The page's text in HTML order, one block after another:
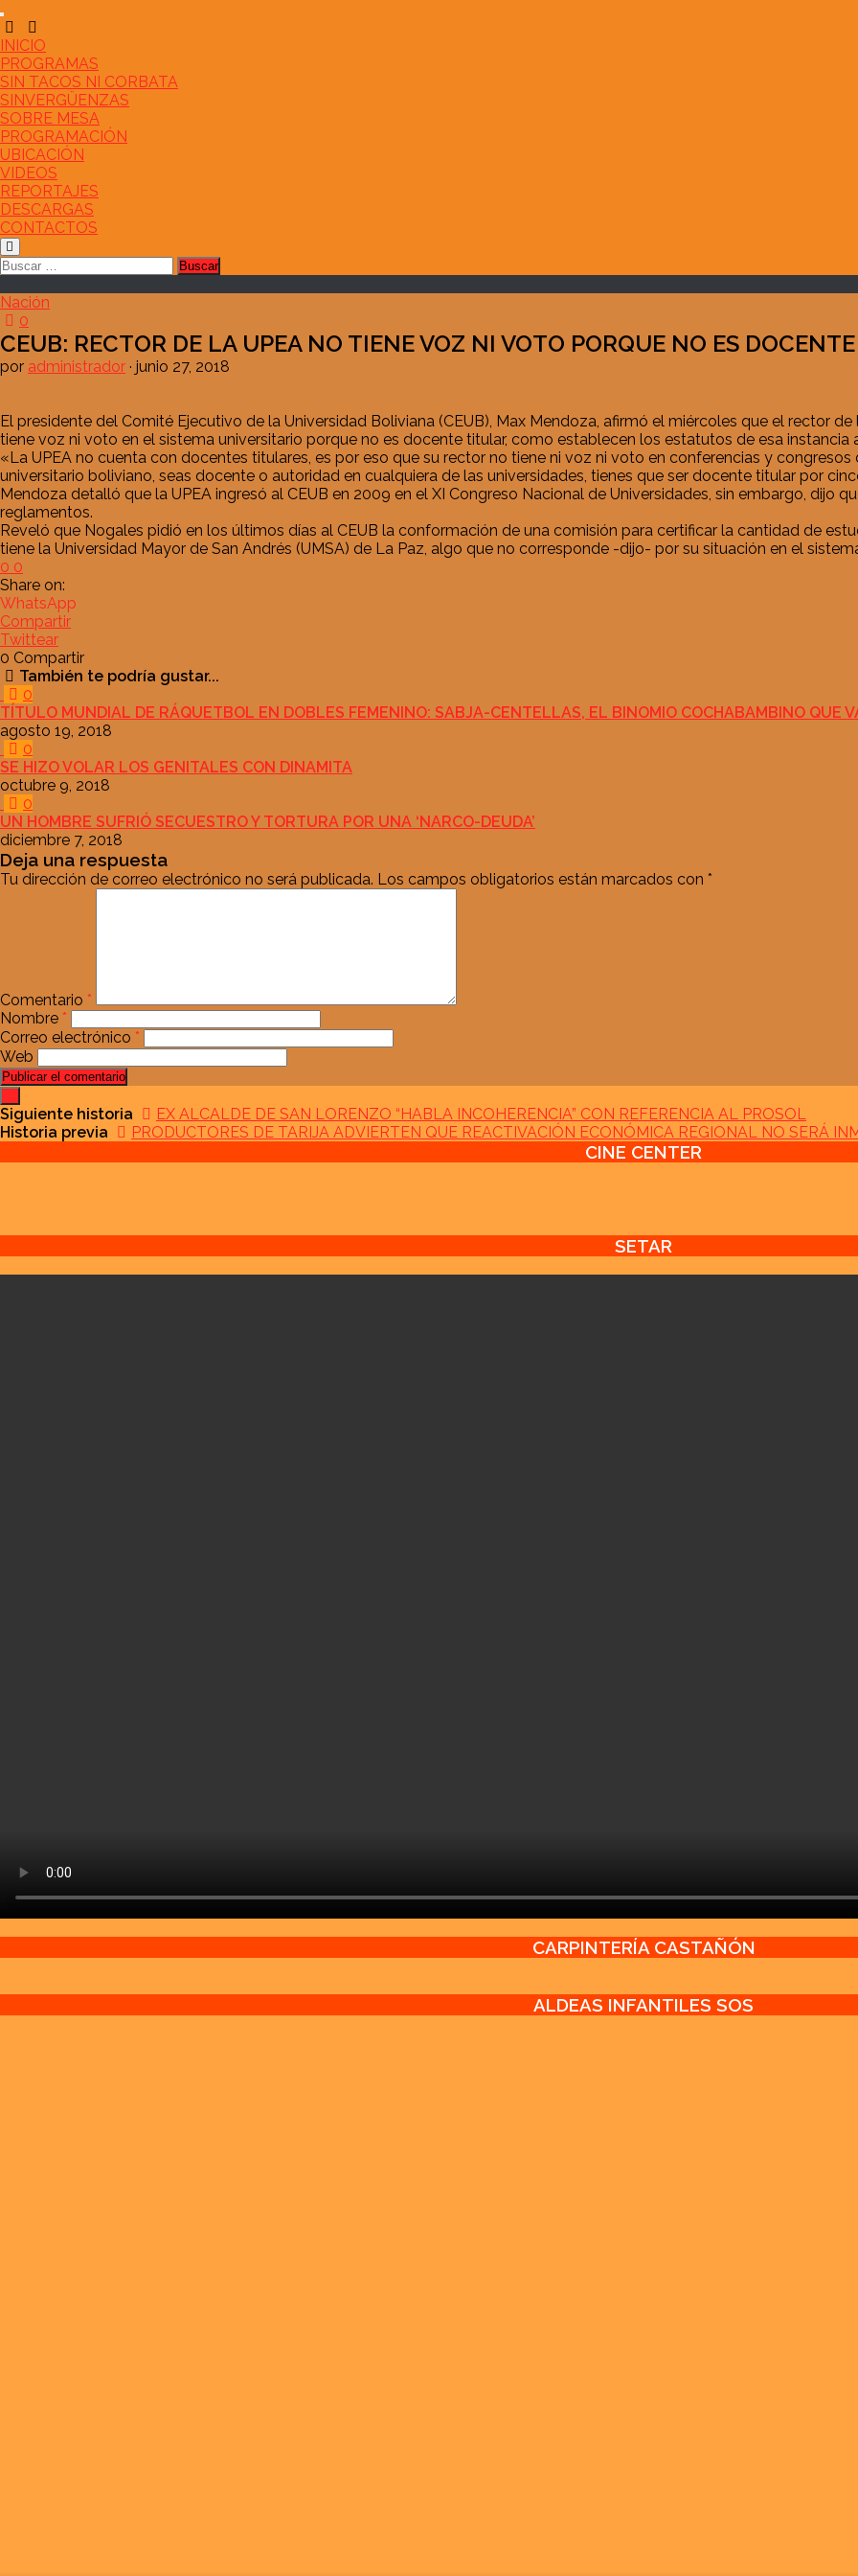
Saltar
al
contenido
INICIO
PROGRAMAS
SIN TACOS NI CORBATA
SINVERGÜENZAS
SOBRE MESA
PROGRAMACIÓN
UBICACIÓN
VIDEOS
REPORTAJES
DESCARGAS
CONTACTOS
Buscar:
Nación
0
CEUB: RECTOR DE LA UPEA NO TIENE VOZ NI VOTO PORQUE NO ES
por administrador · junio 27, 2018
El presidente del Comité Ejecutivo de la Universidad Boliviana (CEUB), Max Mendoza, afirmó el miércoles que el rector
tiene voz ni voto en el sistema universitario porque no es docente titular, como establecen los estatutos de esa instancia
«La UPEA no cuenta con docentes titulares, es por eso que su rector no tiene ni voz ni voto en conferencias y
universitario boliviano, seas docente o autoridad en cualquiera de las universidades, tienes que ser docente titular por
Mendoza detalló que la UPEA ingresó al CEUB en 2009 en el XI Congreso Nacional de Universidades, sin embargo, dijo
reglamentos.
Reveló que Nogales pidió en los últimos días al CEUB la conformación de una comisión para certificar la cantidad de
tiene la Universidad Mayor de San Andrés (UMSA) de La Paz, algo que no corresponde -dijo- por su situación en el
0 0
Share on:
WhatsApp
Compartir
Twittear
0 Compartir
También te podría gustar...
0
TÍTULO MUNDIAL DE RÁQUETBOL EN DOBLES FEMENINO: SABJA-CENTELLAS, EL BINOMIO COCHABAMBINO QUE
agosto 19, 2018
0
SE HIZO VOLAR LOS GENITALES CON DINAMITA
octubre 9, 2018
0
UN HOMBRE SUFRIÓ SECUESTRO Y TORTURA POR UNA ‘NARCO-DEUDA’
diciembre 7, 2018
Deja una respuesta
Tu dirección de correo electrónico no será publicada. Los campos obligatorios están marcados con *
Comentario *
Nombre *
Correo electrónico *
Web
Siguiente historia
EX ALCALDE DE SAN LORENZO “HABLA INCOHERENCIA” CON REFERENCIA AL PROSOL
Historia previa
PRODUCTORES DE TARIJA ADVIERTEN QUE REACTIVACIÓN ECONÓMICA REGIONAL NO SERÁ
CINE CENTER
SETAR
CARPINTERÍA CASTAÑÓN
ALDEAS INFANTILES SOS